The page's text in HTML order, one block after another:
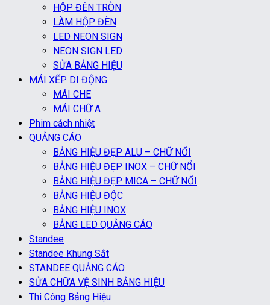
HỘP ĐÈN TRÒN
LÀM HỘP ĐÈN
LED NEON SIGN
NEON SIGN LED
SỬA BẢNG HIỆU
MÁI XẾP DI ĐỘNG
MÁI CHE
MÁI CHỮ A
Phim cách nhiệt
QUẢNG CÁO
BẢNG HIỆU ĐẸP ALU – CHỮ NỔI
BẢNG HIỆU ĐẸP INOX – CHỮ NỔI
BẢNG HIỆU ĐẸP MICA – CHỮ NỔI
BẢNG HIỆU ĐỘC
BẢNG HIỆU INOX
BẢNG LED QUẢNG CÁO
Standee
Standee Khung Sắt
STANDEE QUẢNG CÁO
SỬA CHỮA VỆ SINH BẢNG HIỆU
Thi Công Bảng Hiệu